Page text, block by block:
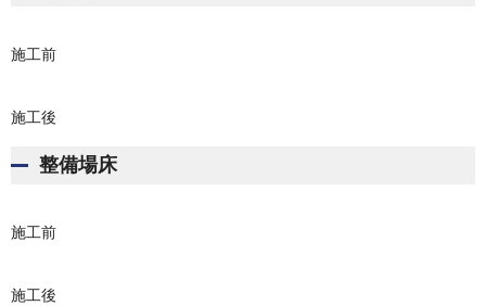
施工前
施工後
整備場床
施工前
施工後